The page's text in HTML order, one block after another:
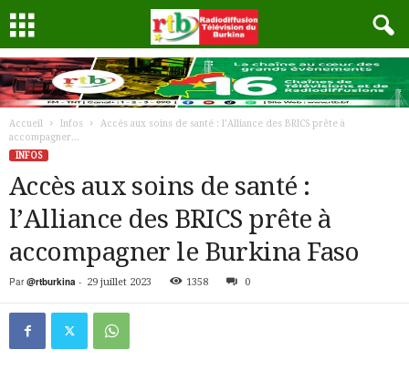
Accueil Infos
Accès aux soins de santé : l’Alliance des BRICS prête à
accompagner...
INFOS
Accès aux soins de santé :
l’Alliance des BRICS prête à
accompagner le Burkina Faso
Par @rtburkina - 29 juillet 2023 1358 0